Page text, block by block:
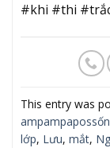
#khi #thi
This entry was
lớp, Lưu, mắt,